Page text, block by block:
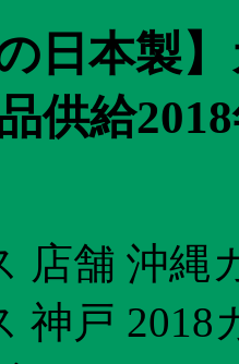
の日本製
供給
店舗 沖縄
神戸